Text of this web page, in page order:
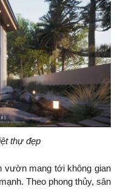
thự đẹp
vườn mang tới không gian
Theo phong thủy, sân